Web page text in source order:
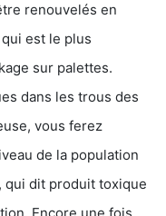
renouvelés en
est le plus
sur palettes.
dans les trous des
vous ferez
de la population
qui dit produit toxique
Encore une fois,